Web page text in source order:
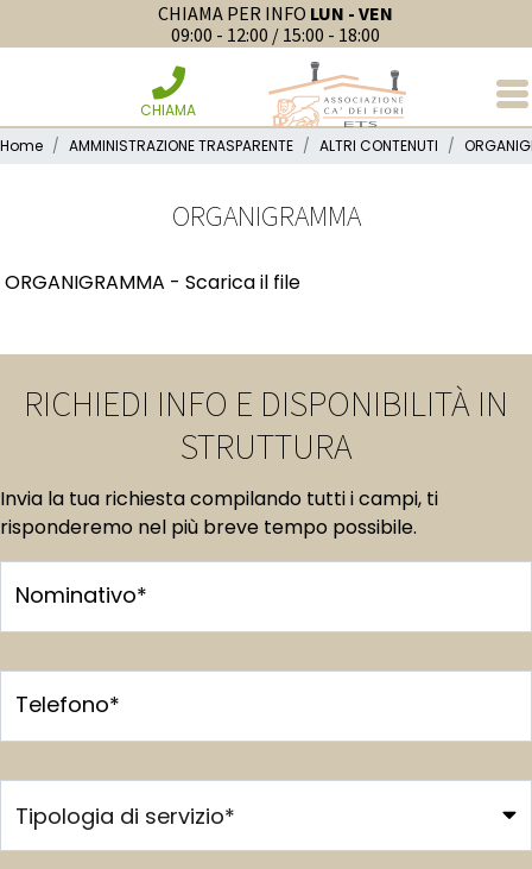
CHIAMA PER INFO LUN - VEN
09:00 - 12:00 / 15:00 - 18:00
CHIAMA
Home
AMMINISTRAZIONE TRASPARENTE ALTRI CONTENUTI
ORGANIGRAMMA
ORGANIGRAMMA - Scarica il file
RICHIEDI INFO E DISPONIBILITÀ IN
STRUTTURA
Invia la tua richiesta compilando tutti i campi, ti
risponderemo nel più breve tempo possibile.
Nominativo*
Telefono*